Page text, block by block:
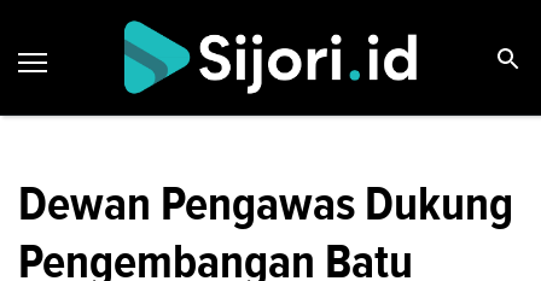
Dewan Pengawas Dukung
Pengembangan Batu